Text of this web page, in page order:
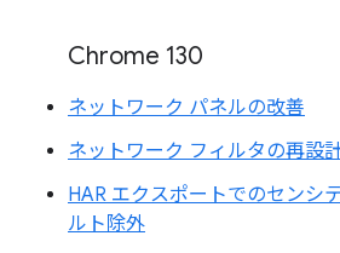
Chrome 130
ネットワーク パネルの改善
ネットワーク フィルタの再設
HAR エクスポートでのセンシ
ルト除外